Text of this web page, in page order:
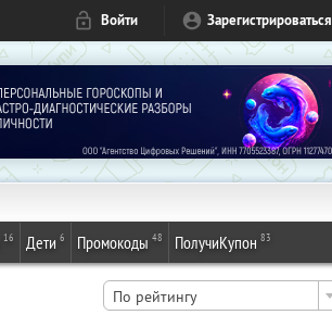
Войти Зарегистрироваться
16 Дети 6 Промокоды 48 ПолучиКупон 83
По рейтингу